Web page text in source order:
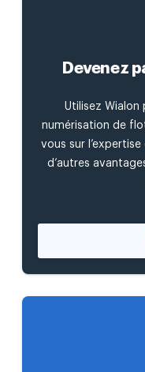
Devenez
Utilisez Wialon
numérisation de
vous sur
d’autres